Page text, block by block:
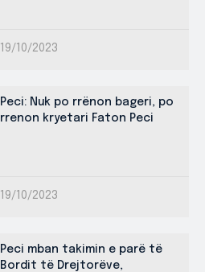
19/10/2023
Peci: Nuk po rrënon bageri, po
rrenon kryetari Faton Peci
19/10/2023
Peci mban takimin e parë të
Bordit të Drejtorëve,